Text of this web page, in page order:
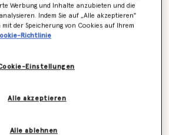
Kapuzenpullover
Werbung und Inhalte anzubieten und die
Indem Sie auf „Alle akzeptieren"
mit der Speicherung von Cookies auf Ihrem
Richtlinie
Einstellungen
Alle ablehnen
Alle akzeptieren